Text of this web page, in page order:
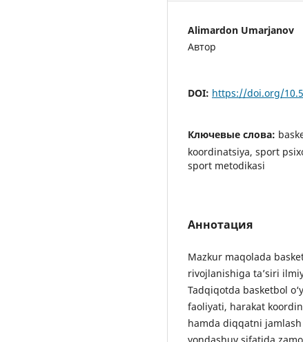
Alimardon Umarjanov
Автор
DOI: https://doi.org/
Ключевые слова:
koordinatsiya, sport
sport metodikasi
Аннотация
Mazkur maqolada
rivojlanishiga ta’siri
Tadqiqotda basketbol
faoliyati, harakat
hamda diqqatni